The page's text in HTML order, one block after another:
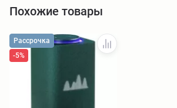
Похожие товары
Рассрочка
-5%